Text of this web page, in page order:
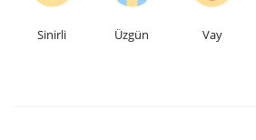
Hakkımızda
Sinirli Üzgün Vay